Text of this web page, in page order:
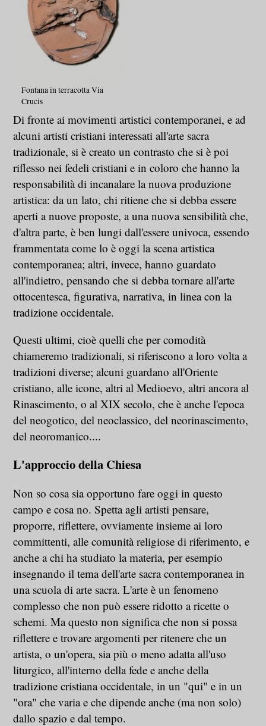
Fontana in terracotta Via
Crucis
Di fronte ai movimenti artistici contemporanei, e ad
alcuni artisti cristiani interessati all'arte sacra
tradizionale, si è creato un contrasto che si è poi
riflesso nei fedeli cristiani e in coloro che hanno la
responsabilità di incanalare la nuova produzione
artistica: da un lato, chi ritiene che si debba essere
aperti a nuove proposte, a una nuova sensibilità che,
d'altra parte, è ben lungi dall'essere univoca, essendo
frammentata come lo è oggi la scena artistica
contemporanea; altri, invece, hanno guardato
all'indietro, pensando che si debba tornare all'arte
ottocentesca, figurativa, narrativa, in linea con la
tradizione occidentale.
Questi ultimi, cioè quelli che per comodità
chiameremo tradizionali, si riferiscono a loro volta a
tradizioni diverse; alcuni guardano all'Oriente
cristiano, alle icone, altri al Medioevo, altri ancora al
Rinascimento, o al XIX secolo, che è anche l'epoca
del neogotico, del neoclassico, del neorinascimento,
del neoromanico....
L'approccio della Chiesa
Non so cosa sia opportuno fare oggi in questo
campo e cosa no. Spetta agli artisti pensare,
proporre, riflettere, ovviamente insieme ai loro
committenti, alle comunità religiose di riferimento, e
anche a chi ha studiato la materia, per esempio
insegnando il tema dell'arte sacra contemporanea in
una scuola di arte sacra. L'arte è un fenomeno
complesso che non può essere ridotto a ricette o
schemi. Ma questo non significa che non si possa
riflettere e trovare argomenti per ritenere che un
artista, o un'opera, sia più o meno adatta all'uso
liturgico, all'interno della fede e anche della
tradizione cristiana occidentale, in un "qui" e in un
"ora" che varia e che dipende anche (ma non solo)
dallo spazio e dal tempo.